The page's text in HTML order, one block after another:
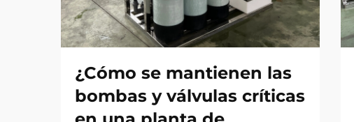
¿Cómo se mantienen las
bombas y válvulas críticas